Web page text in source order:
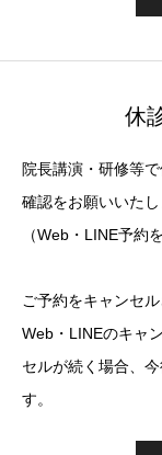
休
院長講演・研修等
確認をお願いいたし
（Web・LINE予約
ご予約をキャンセ
Web・LINEのキャ
セルが続く場合、
す。